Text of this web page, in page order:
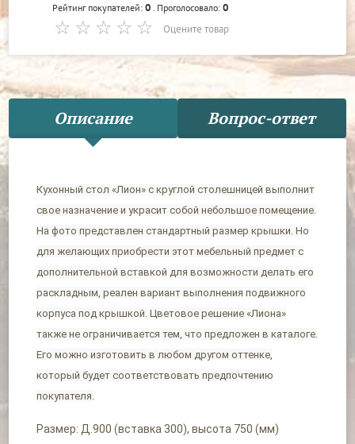
Рейтинг покупателей:0. Проголосовало:0
Оцените товар
Описание Вопрос-ответ
Кухонный стол «Лион» с круглой столешницей выполнит
свое назначение и украсит собой небольшое помещение.
На фото представлен стандартный размер крышки. Но
для желающих приобрести этот мебельный предмет с
дополнительной вставкой для возможности делать его
раскладным, реален вариант выполнения подвижного
корпуса под крышкой. Цветовое решение «Лиона»
также не ограничивается тем, что предложен в каталоге.
Его можно изготовить в любом другом оттенке,
который будет соответствовать предпочтению
покупателя.
Размер: Д.900 (вставка 300), высота 750 (мм)